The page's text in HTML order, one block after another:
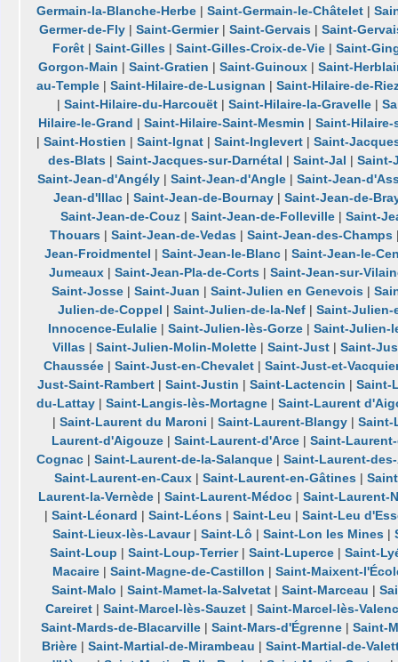
Germain-la-Blanche-Herbe| Saint-Germain-le-Châtelet|
Germer-de-Fly| Saint-Germier| Saint-Gervais| Saint-
Forêt| Saint-Gilles| Saint-Gilles-Croix-de-Vie| Saint-
Gorgon-Main | Saint-Gratien | Saint-Guinoux| Saint-
au-Temple |Saint-Hilaire-de-Lusignan |Saint-Hilaire-de-
| Saint-Hilaire-du-Harcouët| Saint-Hilaire-la-Gravelle|
Hilaire-le-Grand |Saint-Hilaire-Saint-Mesmin |Saint-
|Saint-Hostien |Saint-Ignat |Saint-Inglevert |Saint-
des-Blats| Saint-Jacques-sur-Darnétal | Saint-Jal | Saint-
Saint-Jean-d'Angély |Saint-Jean-d'Angle |Saint-Jean-
Jean-d'Illac| Saint-Jean-de-Bournay| Saint-Jean-de-
Saint-Jean-de-Couz |Saint-Jean-de-Folleville |Saint-
Thouars |Saint-Jean-de-Vedas |Saint-Jean-des-Champs
Jean-Froidmentel |Saint-Jean-le-Blanc |Saint-Jean-le-
Jumeaux |Saint-Jean-Pla-de-Corts |Saint-Jean-sur-
Saint-Josse |Saint-Juan |Saint-Julien en Genevois |
Julien-de-Coppel |Saint-Julien-de-la-Nef |Saint-Julien-
Innocence-Eulalie| Saint-Julien-lès-Gorze| Saint-Julien-
Villas| Saint-Julien-Molin-Molette| Saint-Just| Saint-
Chaussée| Saint-Just-en-Chevalet| Saint-Just-et-
Just-Saint-Rambert| Saint-Justin | Saint-Lactencin | Saint-
du-Lattay| Saint-Langis-lès-Mortagne| Saint-Laurent
| Saint-Laurent du Maroni | Saint-Laurent-Blangy| Saint-
Laurent-d'Aigouze |Saint-Laurent-d'Arce |Saint-
Cognac| Saint-Laurent-de-la-Salanque| Saint-Laurent-
Saint-Laurent-en-Caux |Saint-Laurent-en-Gâtines |
Laurent-la-Vernède |Saint-Laurent-Médoc |Saint-Laurent-
| Saint-Léonard | Saint-Léons| Saint-Leu | Saint-Leu
Saint-Lieux-lès-Lavaur| Saint-Lô | Saint-Lon les Mines|
Saint-Loup |Saint-Loup-Terrier|Saint-Luperce |Saint-
Macaire| Saint-Magne-de-Castillon | Saint-Maixent-
Saint-Malo |Saint-Mamet-la-Salvetat |Saint-Marceau |
Careiret| Saint-Marcel-lès-Sauzet| Saint-Marcel-lès-
Saint-Mards-de-Blacarville| Saint-Mars-d'Égrenne| Saint-
Brière| Saint-Martial-de-Mirambeau | Saint-Martial-de-